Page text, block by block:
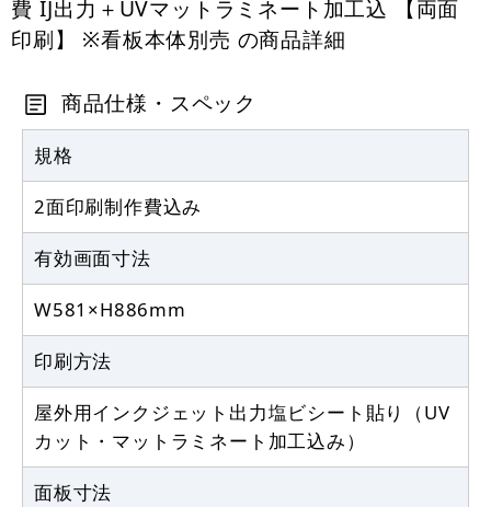
費 IJ出力＋UVマットラミネート加工込 【両面
印刷】 ※看板本体別売 の商品詳細
商品仕様・スペック
規格
2面印刷制作費込み
有効画面寸法
W581×H886mm
印刷方法
屋外用インクジェット出力塩ビシート貼り（UV
カット・マットラミネート加工込み）
面板寸法